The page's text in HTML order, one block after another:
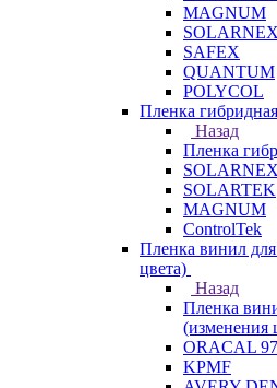
MAGNUM
SOLARNEX
SAFEX
QUANTUM
POLYCOL
Пленка
Назад
Пленка
SOLARTEK
MAGNUM
ControlTek
Пленка винил
цвета)
Назад
Пленка
(изменения
ORACAL
KPMF